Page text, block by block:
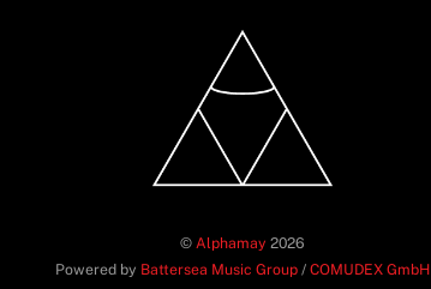
© Alphamay 2026
Powered by Battersea Music Group / COMUDEX GmbH